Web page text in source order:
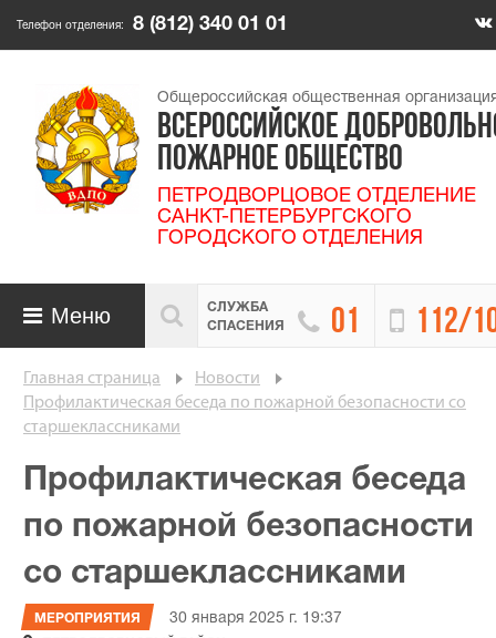
Телефон отделения: 8 (812) 340 01 01
Общероссийская общественная
ВСЕРОССИЙСКОЕ
ПОЖАРНОЕ ОБЩЕСТВО
ПЕТРОДВОРЦОВОЕ ОТДЕЛЕНИЕ
САНКТ-ПЕТЕРБУРГСКОГО
ГОРОДСКОГО ОТДЕЛЕНИЯ

СЛУЖБА
СПАСЕНИЯ
 01  112/
 Меню
Главная страница
Новости
Профилактическая беседа по пожарной безопасности со
старшеклассниками
Профилактическая беседа
по пожарной безопасности
со старшеклассниками
МЕРОПРИЯТИЯ 30 января 2025 г. 19:37